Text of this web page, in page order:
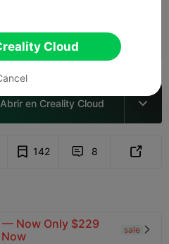
2 walls, 15% infill
12.04g
Abrir en Creality Cloud 
142  8 
— Now Only $229
Now
sale 
Cloud